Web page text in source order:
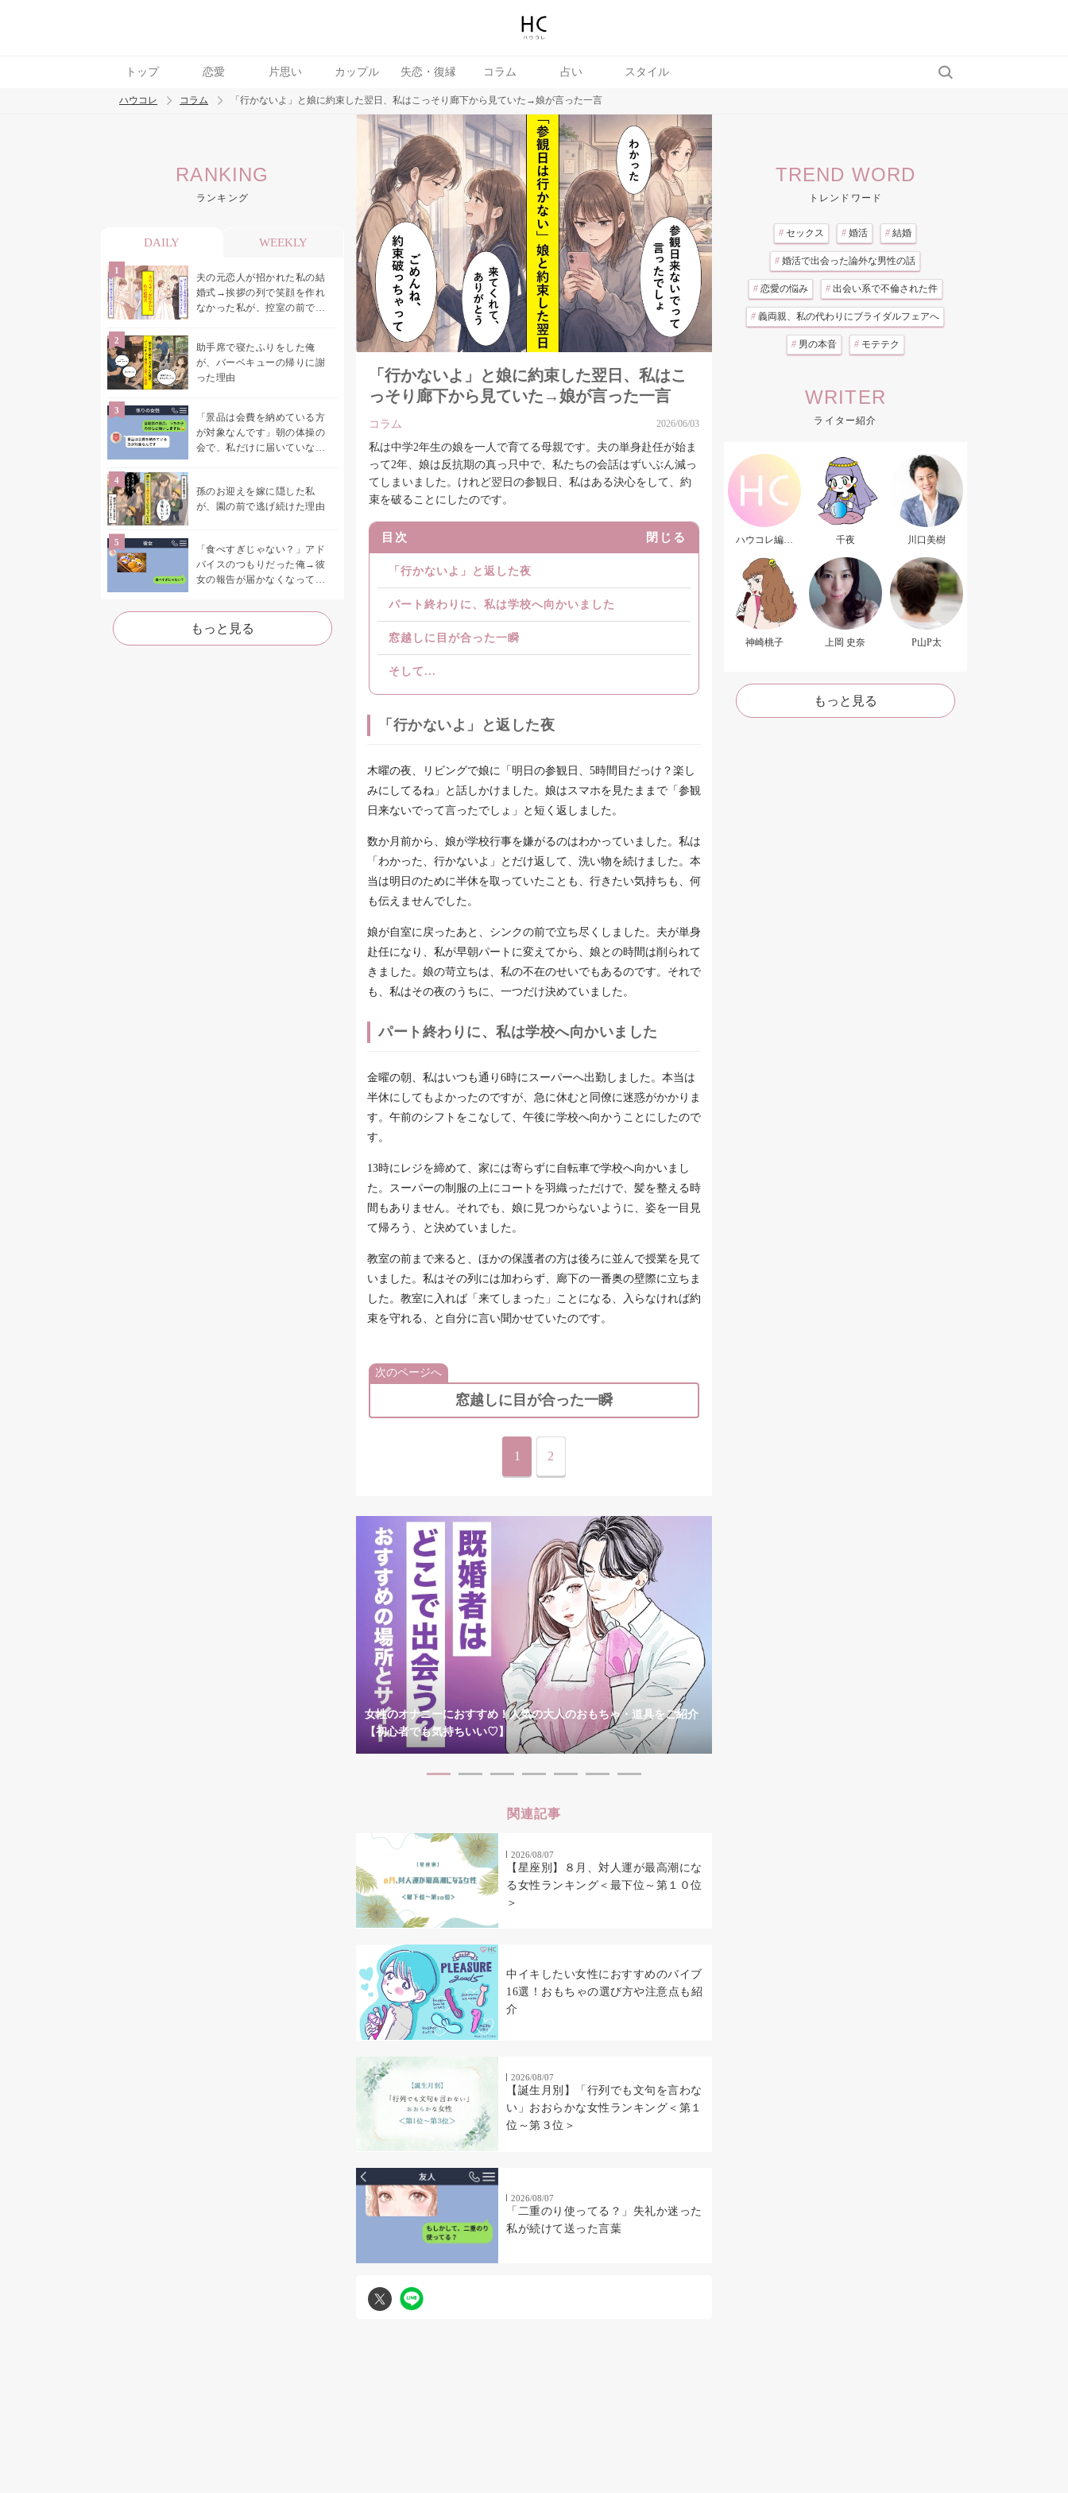
トップ 恋愛 片思い カップル 失恋・復縁 コラム 占い スタイル
トレンド ワード
婚活
ハウコレ コラム 「行かないよ」と娘に約束した翌日、私はこっそり廊下から見ていた→娘が言った一言
RANKING
ランキング
DAILY WEEKLY
夫の元恋人が招かれた私の結
婚式→挨拶の列で笑顔を作れ
なかった私が、控室の前で彼
助手席で寝たふりをした俺
が、バーベキューの帰りに謝
った理由
「景品は会費を納めている方
が対象なんです」朝の体操の
会で、私だけに届いていなか
孫のお迎えを嫁に隠した私
が、園の前で逃げ続けた理由
「食べすぎじゃない？」アド
バイスのつもりだった俺→彼
女の報告が届かなくなって、
た
もっと見る
「行かないよ」と娘に約束した翌日、私はこ
っそり廊下から見ていた→娘が言った一言
コラム 2026/06/03
私は中学2年生の娘を一人で育てる母親です。夫の単身赴任が始ま
って2年、娘は反抗期の真っ只中で、私たちの会話はずいぶん減っ
てしまいました。けれど翌日の参観日、私はある決心をして、約
束を破ることにしたのです。
目次 閉じる
「行かないよ」と返した夜
パート終わりに、私は学校へ向かいました
窓越しに目が合った一瞬
そして...
「行かないよ」と返した夜
木曜の夜、リビングで娘に「明日の参観日、5時間目だっけ？楽し
みにしてるね」と話しかけました。娘はスマホを見たままで「参観
日来ないでって言ったでしょ」と短く返しました。
数か月前から、娘が学校行事を嫌がるのはわかっていました。私は
「わかった、行かないよ」とだけ返して、洗い物を続けました。本
当は明日のために半休を取っていたことも、行きたい気持ちも、何
も伝えませんでした。
娘が自室に戻ったあと、シンクの前で立ち尽くしました。夫が単身
赴任になり、私が早朝パートに変えてから、娘との時間は削られて
きました。娘の苛立ちは、私の不在のせいでもあるのです。それで
も、私はその夜のうちに、一つだけ決めていました。
パート終わりに、私は学校へ向かいました
金曜の朝、私はいつも通り6時にスーパーへ出勤しました。本当は
半休にしてもよかったのですが、急に休むと同僚に迷惑がかかりま
す。午前のシフトをこなして、午後に学校へ向かうことにしたので
す。
13時にレジを締めて、家には寄らずに自転車で学校へ向かいまし
た。スーパーの制服の上にコートを羽織っただけで、髪を整える時
間もありません。それでも、娘に見つからないように、姿を一目見
て帰ろう、と決めていました。
教室の前まで来ると、ほかの保護者の方は後ろに並んで授業を見て
いました。私はその列には加わらず、廊下の一番奥の壁際に立ちま
した。教室に入れば「来てしまった」ことになる、入らなければ約
束を守れる、と自分に言い聞かせていたのです。
次のページへ
窓越しに目が合った一瞬
1 2
女性のオナニーにおすすめ！人気の大人のおもちゃ・道具をご紹介
【初心者でも気持ちいい♡】
関連記事
2026/08/07
【星座別】８月、対人運が最高潮にな
る女性ランキング＜最下位～第１０位
＞
中イキしたい女性におすすめのバイブ
16選！おもちゃの選び方や注意点も紹
介
2026/08/07
【誕生月別】「行列でも文句を言わな
い」おおらかな女性ランキング＜第１
位～第３位＞
2026/08/07
「二重のり使ってる？」失礼か迷った
私が続けて送った言葉
TREND WORD
トレンドワード
# セックス # 婚活 # 結婚
# 婚活で出会った論外な男性の話
# 恋愛の悩み # 出会い系で不倫された件
# 義両親、私の代わりにブライダルフェアへ
# 男の本音 # モテテク
WRITER
ライター紹介
ハウコレ編集
千夜 川口美樹
神崎桃子 上岡 史奈 P山P太
もっと見る